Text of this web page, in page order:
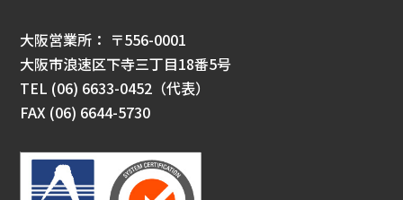
大阪営業所： 〒556-0001
大阪市浪速区下寺三丁目18番5号
TEL (06) 6633-0452 （代表）
FAX (06) 6644-5730